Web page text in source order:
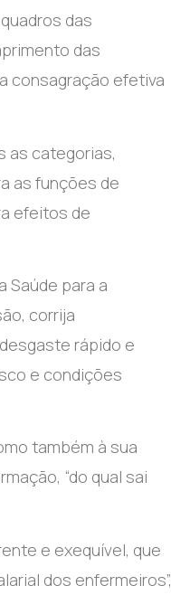
das
das
consagração efetiva
as categorias,
as funções de
efeitos de
Saúde para a
corrija
rápido e
e condições
também à sua
“do qual sai
e exequível, que
dos enfermeiros”,